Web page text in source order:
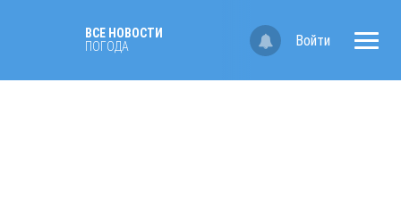
ВСЕ НОВОСТИ
ПОГОДА
Войти